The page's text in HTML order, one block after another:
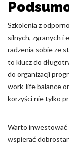
Szkolenia z
silnych, zgranych i
radzenia sobie ze
to klucz do
do organizacji
work-life balance
korzyści nie tylko
Warto inwestować
wspierać